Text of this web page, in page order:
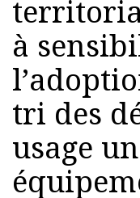
à
tri des
usage